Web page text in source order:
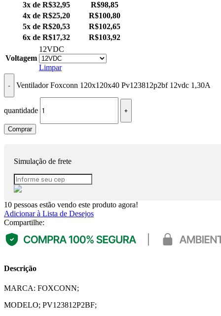
3x de R$32,95 R$98,85
4x de R$25,20 R$100,80
5x de R$20,53 R$102,65
6x de R$17,32 R$103,92
Voltagem
12VDC
Limpar
Ventilador Foxconn 120x120x40 Pv123812p2bf 12vdc 1,30A
quantidade
Comprar
Simulação de frete
10 pessoas estão vendo este produto agora!
Adicionar à Lista de Desejos
Compartilhe:
Descrição
MARCA: FOXCONN;
MODELO; PV123812P2BF;